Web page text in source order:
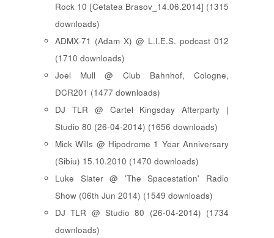
Rock 10 [ Cetatea Brasov_14.06.2014 ] (1315
downloads)
ADMX-71 (Adam X) @ L.I.E.S. podcast 012
(1710 downloads)
Joel Mull @ Club Bahnhof, Cologne,
DCR201 (1477 downloads)
DJ TLR @ Cartel Kingsday Afterparty |
Studio 80 (26-04-2014) (1656 downloads)
Mick Wills @ Hipodrome 1 Year Anniversary
(Sibiu) 15.10.2010 (1470 downloads)
Luke Slater @ 'The Spacestation' Radio
Show (06th Jun 2014) (1549 downloads)
DJ TLR @ Studio 80 (26-04-2014) (1734
downloads)